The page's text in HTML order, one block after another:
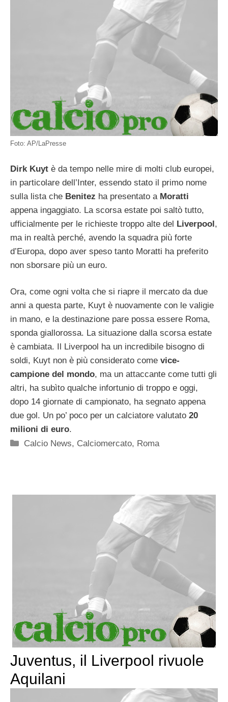
Foto: AP/LaPresse
Dirk Kuyt è da tempo nelle mire di molti club europei,
in particolare dell’Inter, essendo stato il primo nome
sulla lista che Benitez ha presentato a Moratti
appena ingaggiato. La scorsa estate poi saltò tutto,
ufficialmente per le richieste troppo alte del Liverpool,
ma in realtà perché, avendo la squadra più forte
d’Europa, dopo aver speso tanto Moratti ha preferito
non sborsare più un euro.
Ora, come ogni volta che si riapre il mercato da due
anni a questa parte, Kuyt è nuovamente con le valigie
in mano, e la destinazione pare possa essere Roma,
sponda giallorossa. La situazione dalla scorsa estate
è cambiata. Il Liverpool ha un incredibile bisogno di
soldi, Kuyt non è più considerato come vice-
campione del mondo, ma un attaccante come tutti gli
altri, ha subìto qualche infortunio di troppo e oggi,
dopo 14 giornate di campionato, ha segnato appena
due gol. Un po’ poco per un calciatore valutato 20
milioni di euro.
Categorie
Calcio News, Calciomercato, Roma
Juventus, il Liverpool rivuole
Aquilani